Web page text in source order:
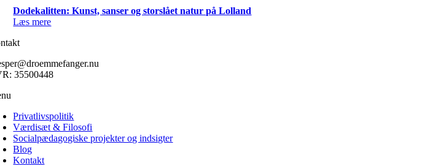
Dodekalitten: Kunst, sanser og storslået natur på Lolland
Læs mere
35500448
Privatlivspolitik
Værdisæt & Filosofi
Socialpædagogiske projekter og indsigter
Blog
Kontakt